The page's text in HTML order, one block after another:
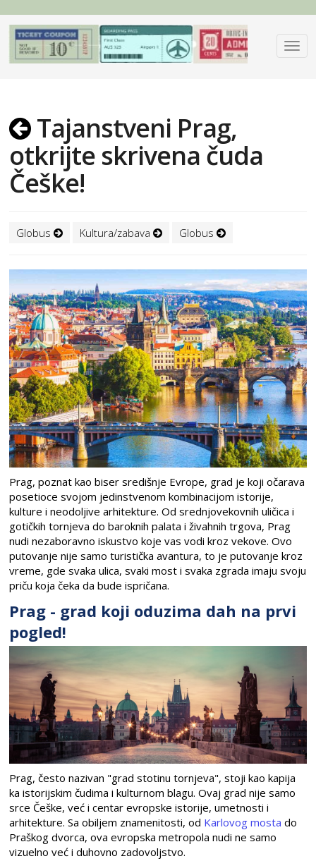
Tajanstveni Prag,
otkrijte skrivena čuda
Češke!
Globus Kultura/zabava Globus
Prag, poznat kao biser središnje Evrope, grad je koji očarava
posetioce svojom jedinstvenom kombinacijom istorije,
kulture i neodoljive arhitekture. Od srednjovekovnih uličica i
gotičkih tornjeva do baroknih palata i živahnih trgova, Prag
nudi nezaboravno iskustvo koje vas vodi kroz vekove. Ovo
putovanje nije samo turistička avantura, to je putovanje kroz
vreme, gde svaka ulica, svaki most i svaka zgrada imaju svoju
priču koja čeka da bude ispričana.
Prag - grad koji oduzima dah na prvi
pogled!
Prag, često nazivan "grad stotinu tornjeva", stoji kao kapija
ka istorijskim čudima i kulturnom blagu. Ovaj grad nije samo
srce Češke, već i centar evropske istorije, umetnosti i
arhitekture. Sa obiljem znamenitosti, od Karlovog mosta do
Praškog dvorca, ova evropska metropola nudi ne samo
vizuelno već i duhovno zadovoljstvo.